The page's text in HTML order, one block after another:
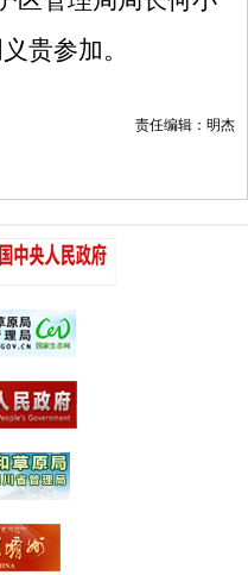
贵参加。
责任编辑：明杰